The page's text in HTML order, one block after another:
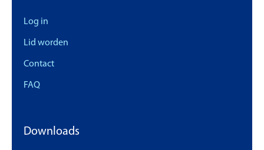
Log in
Lid worden
Contact
FAQ
Downloads